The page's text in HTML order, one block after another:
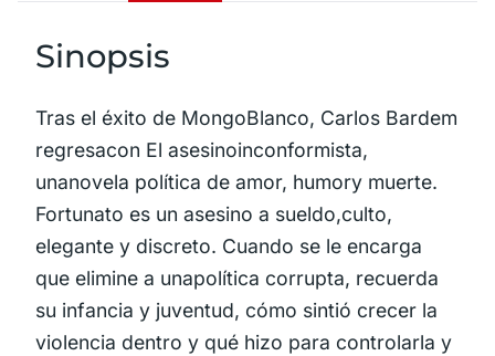
Sinopsis
Tras el éxito de MongoBlanco, Carlos Bardem
regresacon El asesinoinconformista,
unanovela política de amor, humory muerte.
Fortunato es un asesino a sueldo,culto,
elegante y discreto. Cuando se le encarga
que elimine a unapolítica corrupta, recuerda
su infancia y juventud, cómo sintió crecer la
violencia dentro y qué hizo para controlarla y